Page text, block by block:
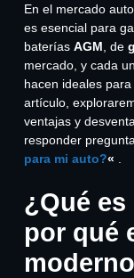
En el mercado
es esencial para
baterías AGM , de
mercado, y cada
hacen ideales
artículo,
ventajas y
responder
para mi auto?«
¿Qué es
por qué